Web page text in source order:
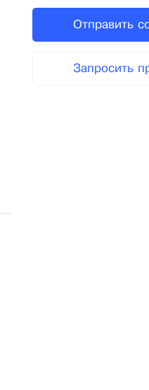
Отправить
Запросить